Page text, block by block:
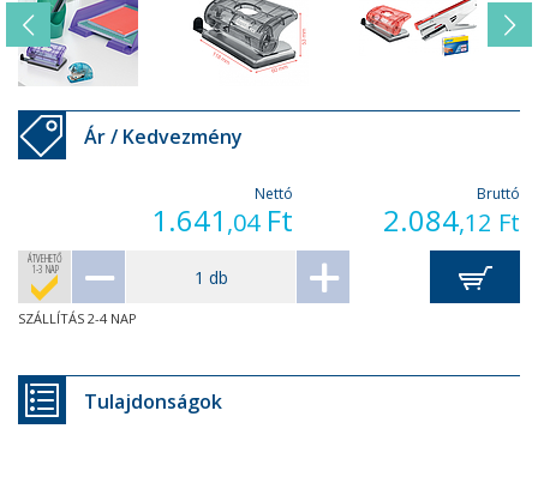
Ár / Kedvezmény
Nettó
1.641 ,04 Ft
Bruttó
2.084,12 Ft
ÁTVEHETŐ
1-3 NAP
SZÁLLÍTÁS 2-4 NAP
Tulajdonságok